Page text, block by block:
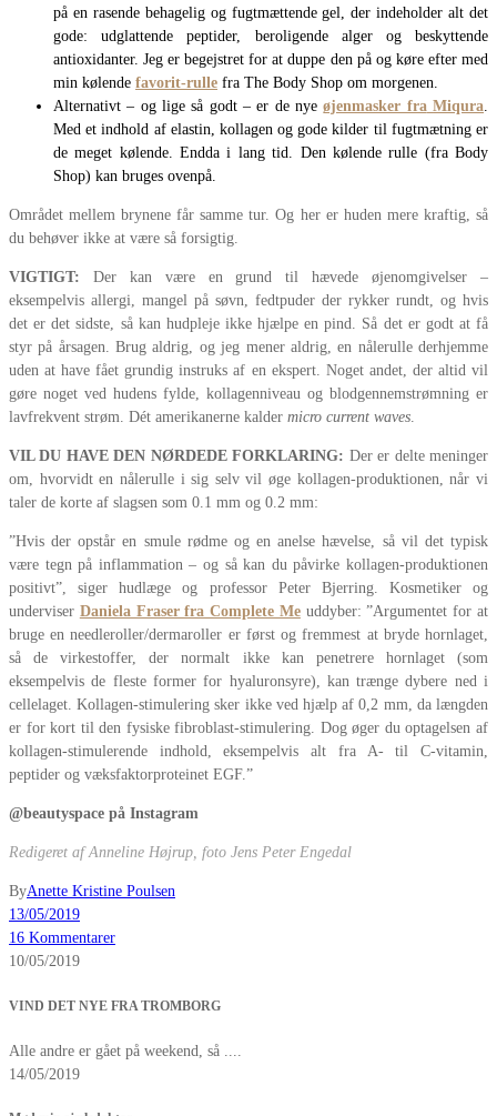
på en rasende behagelig og fugtmættende gel, der indeholder alt det
gode: udglattende peptider, beroligende alger og beskyttende
antioxidanter. Jeg er begejstret for at duppe den på og køre efter med
min kølende favorit-rulle fra The Body Shop om morgenen.
Alternativt – og lige så godt – er de nyeøjenmasker fra Miqura.
Med et indhold af elastin, kollagen og gode kilder til fugtmætning er
de meget kølende. Endda i lang tid. Den kølende rulle (fra Body
Shop) kan bruges ovenpå.
Området mellem brynene får samme tur. Og her er huden mere kraftig, så
du behøver ikke at være så forsigtig.
VIGTIGT: Der kan være en grund til hævede øjenomgivelser –
eksempelvis allergi, mangel på søvn, fedtpuder der rykker rundt, og hvis
det er det sidste, så kan hudpleje ikke hjælpe en pind. Så det er godt at få
styr på årsagen. Brug aldrig, og jeg mener aldrig, en nålerulle derhjemme
uden at have fået grundig instruks af en ekspert. Noget andet, der altid vil
gøre noget ved hudens fylde, kollagenniveau og blodgennemstrømning er
lavfrekvent strøm. Dét amerikanerne kalder micro current waves.
VIL DU HAVE DEN NØRDEDE FORKLARING: Der er delte meninger
om, hvorvidt en nålerulle i sig selv vil øge kollagen-produktionen, når vi
taler de korte af slagsen som 0.1 mm og 0.2 mm:
”Hvis der opstår en smule rødme og en anelse hævelse, så vil det typisk
være tegn på inflammation – og så kan du påvirke kollagen-produktionen
positivt”, siger hudlæge og professor Peter Bjerring. Kosmetiker og
underviser Daniela Fraser fra Complete Meuddyber: ”Argumentet for at
bruge en needleroller/dermaroller er først og fremmest at bryde hornlaget,
så de virkestoffer, der normalt ikke kan penetrere hornlaget (som
eksempelvis de fleste former for hyaluronsyre), kan trænge dybere ned i
cellelaget. Kollagen-stimulering sker ikke ved hjælp af 0,2 mm, da længden
er for kort til den fysiske fibroblast-stimulering. Dog øger du optagelsen af
kollagen-stimulerende indhold, eksempelvis alt fra A- til C-vitamin,
peptider og væksfaktorproteinet EGF.”
@beautyspace på Instagram
Redigeret af Anneline Højrup, foto Jens Peter Engedal
ByAnette Kristine Poulsen
13/05/2019
16 Kommentarer
10/05/2019
VIND DET NYE FRA TROMBORG
Alle andre er gået på weekend, så ....
14/05/2019